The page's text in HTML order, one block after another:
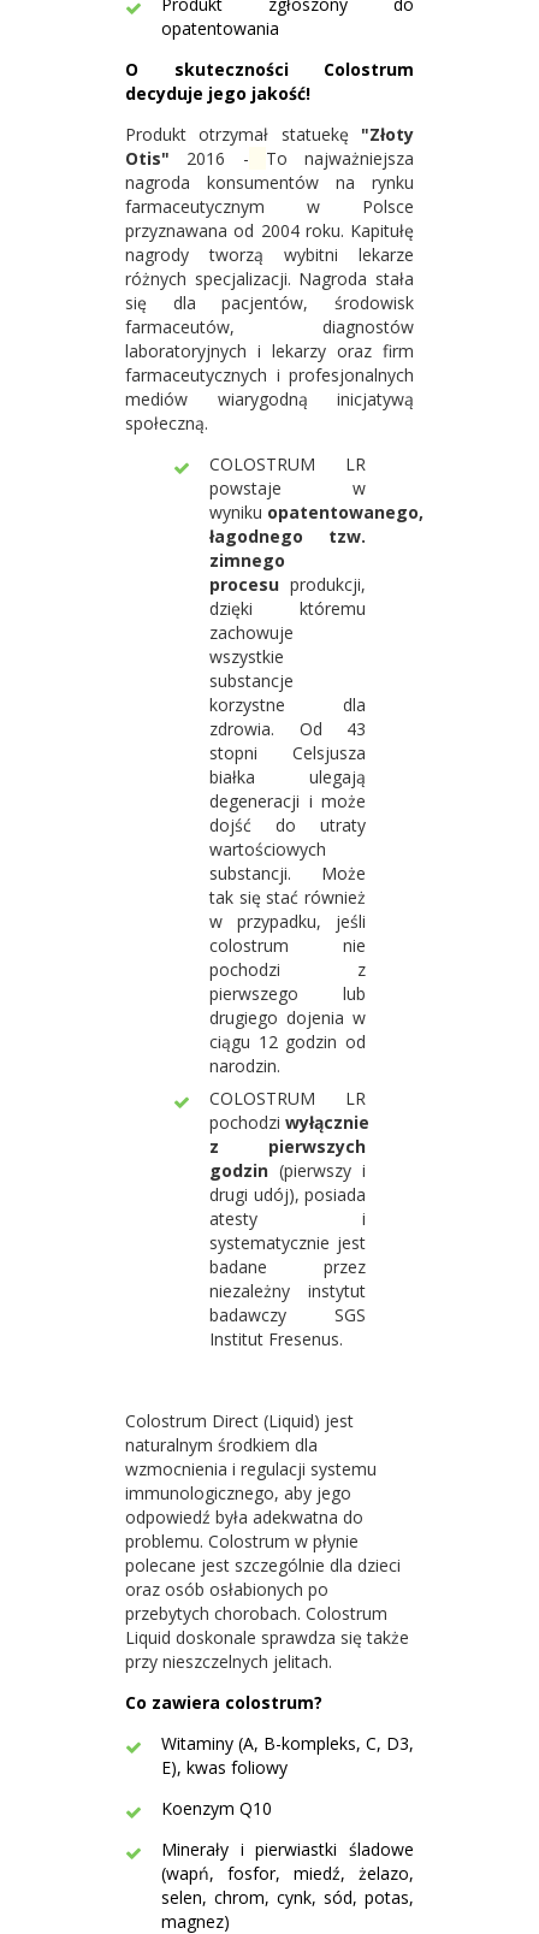
opatentowania
O skuteczności Colostrum
decyduje jego jakość!
Produkt otrzymał statuekę "Złoty
Otis" 2016 -
To najważniejsza
nagroda konsumentów na rynku
farmaceutycznym w Polsce
przyznawana od 2004 roku. Kapitułę
nagrody tworzą wybitni lekarze
różnych specjalizacji. Nagroda stała
się dla pacjentów, środowisk
farmaceutów, diagnostów
laboratoryjnych i lekarzy oraz firm
farmaceutycznych i profesjonalnych
mediów wiarygodną inicjatywą
społeczną.
COLOSTRUM LR
powstaje w
wyniku opatentowanego,
łagodnego tzw.
zimnego
procesu produkcji,
dzięki któremu
zachowuje
wszystkie
substancje
korzystne dla
zdrowia. Od 43
stopni Celsjusza
białka ulegają
degeneracji i może
dojść do utraty
wartościowych
substancji. Może
tak się stać również
w przypadku, jeśli
colostrum nie
pochodzi z
pierwszego lub
drugiego dojenia w
ciągu 12 godzin od
narodzin.
COLOSTRUM LR
pochodzi wyłącznie
z pierwszych
godzin (pierwszy i
drugi udój), posiada
atesty i
systematycznie jest
badane przez
niezależny instytut
badawczy SGS
Institut Fresenus.
Colostrum Direct (Liquid) jest
naturalnym środkiem dla
wzmocnienia i regulacji systemu
immunologicznego, aby jego
odpowiedź była adekwatna do
problemu. Colostrum w płynie
polecane jest szczególnie dla dzieci
oraz osób osłabionych po
przebytych chorobach. Colostrum
Liquid doskonale sprawdza się także
przy nieszczelnych jelitach.
Co zawiera colostrum?
Witaminy (A, B-kompleks, C, D3,
E), kwas foliowy
Koenzym Q10
Minerały i pierwiastki śladowe
(wapń, fosfor, miedź, żelazo,
selen, chrom, cynk, sód, potas,
magnez)